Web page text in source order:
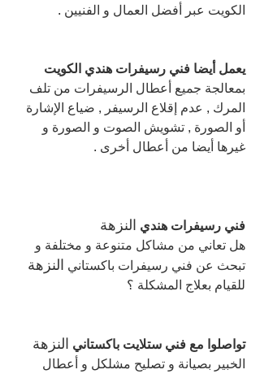
الكويت عبر أفضل العمال و الفنيين .
يعمل أيضا فني رسيفرات هندي الكويت
بمعالجة جميع أعطال الرسيفرات من تلف
المرك , عدم إقلاع الرسيفر , ضياع الإشارة
أو الصورة , تشويش الصوت و الصورة و
غيرها أيضا من أعطال أخرى .
فني رسيفرات هندي النزهة
هل تعاني من مشاكل متنوعة و مختلفة و
تبحث عن فني رسيفرات باكستاني النزهة
للقيام بعلاج المشكلة ؟
تواصلوا مع فني ستلايت باكستاني النزهة
الخبير بصيانة و تصليح مشلكل و أعطال